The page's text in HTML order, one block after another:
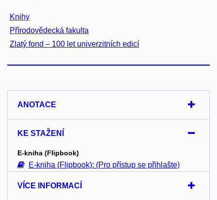
Knihy
Přírodovědecká fakulta
Zlatý fond – 100 let univerzitních edicí
ANOTACE
KE STAŽENÍ
E-kniha (Flipbook)
E-kniha (Flipbook): (Pro přístup se přihlašte)
VÍCE INFORMACÍ